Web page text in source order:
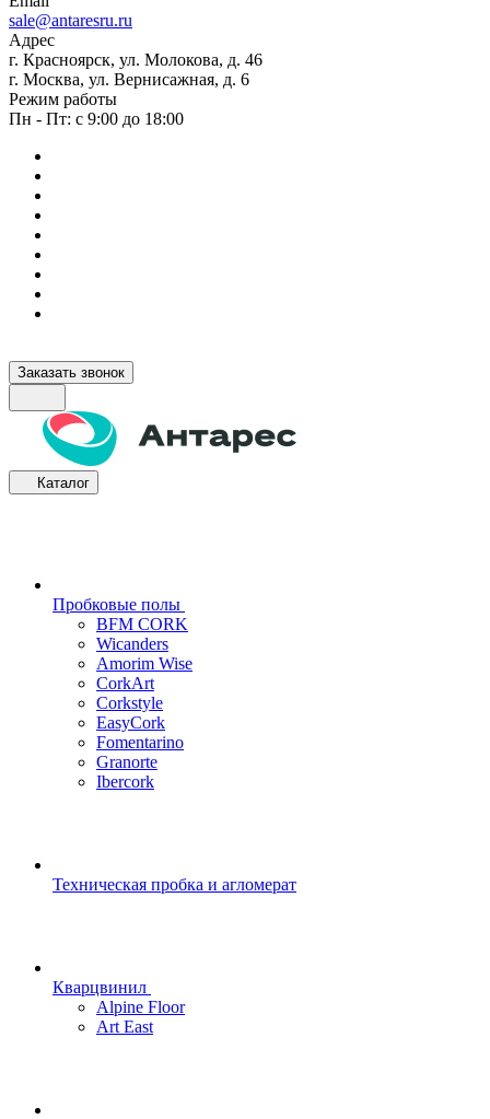
sale@antaresru.ru
Адрес
г. Красноярск, ул. Молокова, д. 46
г. Москва, ул. Вернисажная, д. 6
Режим работы
Пн - Пт: с 9:00 до 18:00
Заказать звонок
Каталог
Пробковые полы
BFM CORK
Wicanders
Amorim Wise
CorkArt
Corkstyle
EasyCork
Fomentarino
Granorte
Ibercork
Техническая пробка и агломерат
Кварцвинил
Alpine Floor
Art East